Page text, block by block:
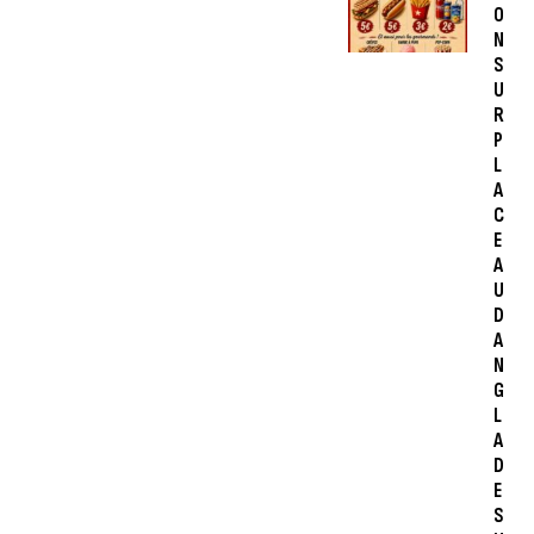
O
N
S
U
R
P
L
A
C
E
A
U
D
A
N
G
L
A
D
E
S